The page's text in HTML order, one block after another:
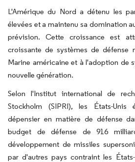
L'Amérique du Nord a détenu les
élevées et a maintenu sa domination
prévision. Cette croissance est
croissante de systèmes de défense
Marine américaine et à l'adoption de
nouvelle génération.
Selon l'Institut international de
Stockholm (SIPRI), les États-
dépensier en matière de défense
budget de défense de 916
développement de missiles
par d'autres pays contraint les